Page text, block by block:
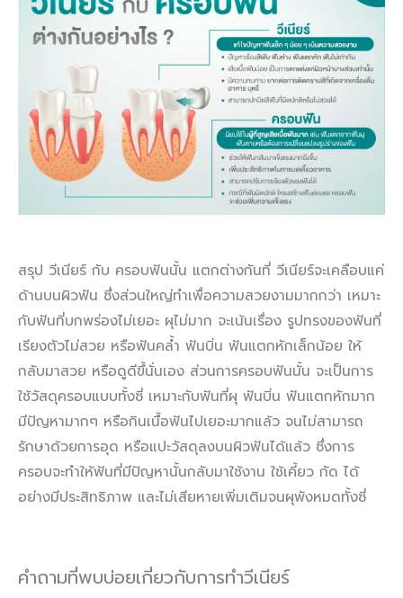
สรุป วีเนียร์ กับ ครอบฟันนั้น แตกต่างกันที่ วีเนียร์จะเคลือบแค่
ด้านบนผิวฟัน ซึ่งส่วนใหญ่ทำเพื่อความสวยงามมากกว่า เหมาะ
กับฟันที่บกพร่องไม่เยอะ ผุไม่มาก จะเน้นเรื่อง รูปทรงของฟันที่
เรียงตัวไม่สวย หรือฟันคล้ำ ฟันบิ่น ฟันแตกหักเล็กน้อย ให้
กลับมาสวย หรือดูดีขึ้นั่นเอง ส่วนการครอบฟันนั้น จะเป็นการ
ใช้วัสดุครอบแบบทั้งซี่ เหมาะกับฟันที่ผุ ฟันบิ่น ฟันแตกหักมาก
มีปัญหามากๆ หรือกินเนื้อฟันไปเยอะมากแล้ว จนไม่สามารถ
รักษาด้วยการอุด หรือแปะวัสดุลงบนผิวฟันได้แล้ว ซึ่งการ
ครอบจะทำให้ฟันที่มีปัญหานั้นกลับมาใช้งาน ใช้เคี้ยว กัด ได้
อย่างมีประสิทธิภาพ และไม่เสียหายเพิ่มเติมจนผุพังหมดทั้งซี่
คำถามที่พบบ่อยเกี่ยวกับการทำวีเนียร์